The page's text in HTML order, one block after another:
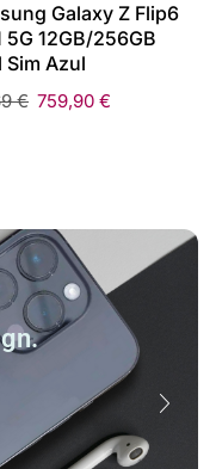
Galaxy Z Flip6
5G 12GB/256GB
Sim Azul
€ 759,90 €